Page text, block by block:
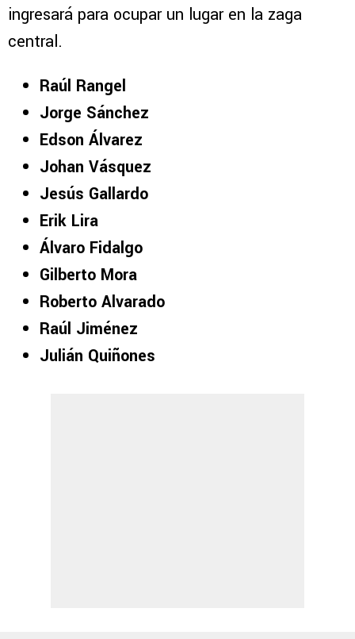
ingresará para ocupar un lugar en la zaga
central.
Raúl Rangel
Jorge Sánchez
Edson Álvarez
Johan Vásquez
Jesús Gallardo
Erik Lira
Álvaro Fidalgo
Gilberto Mora
Roberto Alvarado
Raúl Jiménez
Julián Quiñones